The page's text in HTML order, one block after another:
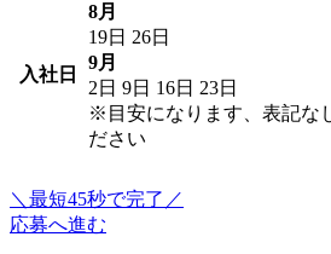
入社日
8月
19日 26日
9月
2日 9日 16日 23日
※目安になります、表記な
ださい
＼最短45秒で完了／
応募へ進む